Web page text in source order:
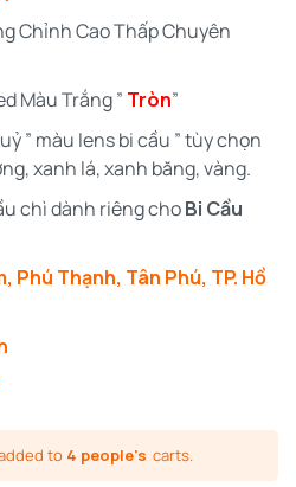
Chỉnh Cao Thấp Chuyên
Màu Trắng ” Tròn”
” màu lens bi cầu ” tùy chọn
xanh lá, xanh băng, vàng.
chì dành riêng choBi Cầu
Phú Thạnh, Tân Phú, TP. Hồ
to 4 people's carts.